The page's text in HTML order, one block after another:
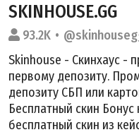
SKINHOUSE.GG
93.2K
Skinhouse - Скинхаус -
первому депозиту.
депозиту СБП или
Бесплатный скин Бонус
бесплатный скин из